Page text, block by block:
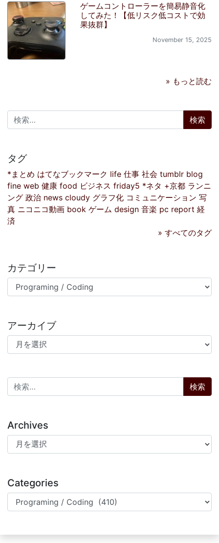
ゲームコントローラーを簡易静音化
してみた！【低リスク低コストで効
果抜群】
November 15, 2025
» もっと読む
検索:
タグ
*まとめ はてなブックマーク life 仕事 社会 tumblr blog
fine web 健康 food ビジネス friday5 *ネタ +京都 ランニ
ング 政治 news cloudy グラフ化 コミュニケーション 写
真 ニコニコ動画 book ゲーム design 音楽 pc report 経
済
» すべてのタグ
カテゴリー
カテゴリー
アーカイブ
アーカイブ
検索:
Archives
Archives
Categories
Categories